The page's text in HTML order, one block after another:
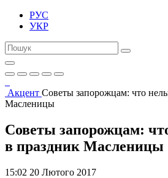
РУС
УКР
Акцент Советы запорожцам: что
Масленицы
Советы запорожцам:
в праздник Масленицы
15:02 20 Лютого 2017